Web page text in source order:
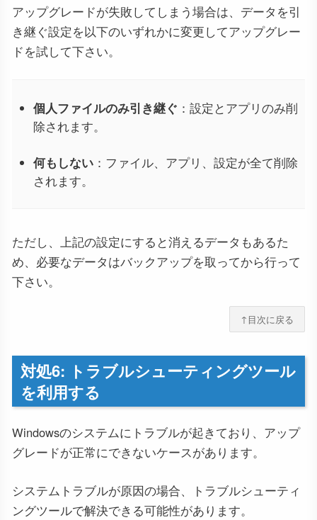
アップグレードが失敗してしまう場合は、データを引
き継ぐ設定を以下のいずれかに変更してアップグレー
ドを試して下さい。
個人ファイルのみ引き継ぐ ：設定とアプリのみ削
除されます。
何もしない ：ファイル、アプリ、設定が全て削除
されます。
ただし、上記の設定にすると消えるデータもあるた
め、必要なデータはバックアップを取ってから行って
下さい。
↑目次に戻る
対処6: トラブルシューティングツール
を利用する
Windowsのシステムにトラブルが起きており、アップ
グレードが正常にできないケースがあります。
システムトラブルが原因の場合、トラブルシューティ
ングツールで解決できる可能性があります。